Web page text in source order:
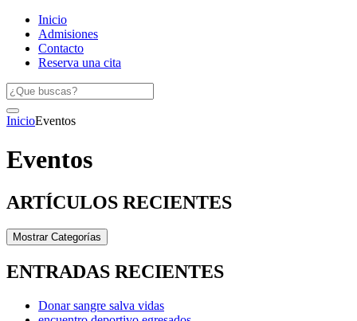
Inicio
Admisiones
Contacto
Reserva una cita
InicioEventos
Eventos
ARTÍCULOS RECIENTES
Mostrar Categorías
ENTRADAS RECIENTES
Donar sangre salva vidas